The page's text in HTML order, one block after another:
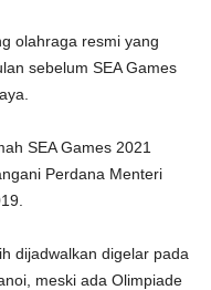
olahraga resmi yang
sebelum SEA Games
SEA Games 2021
Perdana Menteri
dijadwalkan digelar pada
meski ada Olimpiade